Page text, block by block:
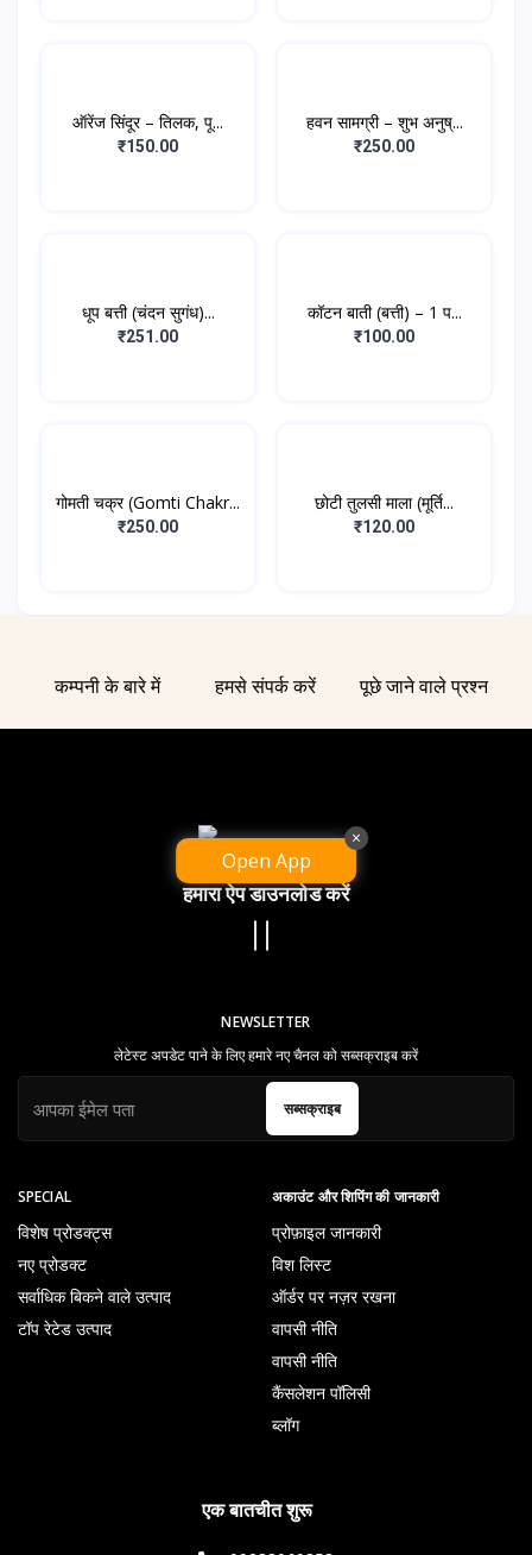
ऑरेंज सिंदूर – तिलक, पू...
₹150.00
हवन सामग्री – शुभ अनुष्...
₹250.00
धूप बत्ती (चंदन सुगंध)...
₹251.00
कॉटन बाती (बत्ती) – 1 प...
₹100.00
गोमती चक्र (Gomti Chakr...
₹250.00
छोटी तुलसी माला (मूर्ति...
₹120.00
कम्पनी के बारे में हमसे संपर्क करें पूछे जाने वाले प्रश्न
हमारा ऐप डाउनलोड करें
SPECIAL
विशेष प्रोडक्ट्स
नए प्रोडक्ट
सर्वाधिक बिकने वाले उत्पाद
टॉप रेटेड उत्पाद
अकाउंट और शिपिंग की जानकारी
प्रोफ़ाइल जानकारी
विश लिस्ट
ऑर्डर पर नज़र रखना
वापसी नीति
वापसी नीति
कैंसलेशन पॉलिसी
ब्लॉग
NEWSLETTER
लेटेस्ट अपडेट पाने के लिए हमारे नए चैनल को सब्सक्राइब करें
सब्सक्राइब
एक बातचीत शुरू
Open App
×